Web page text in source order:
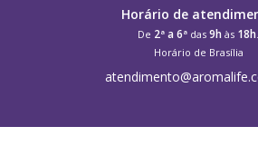
Horário de
De 2ª a 6ª das 9h às 18h
Horário de Brasília